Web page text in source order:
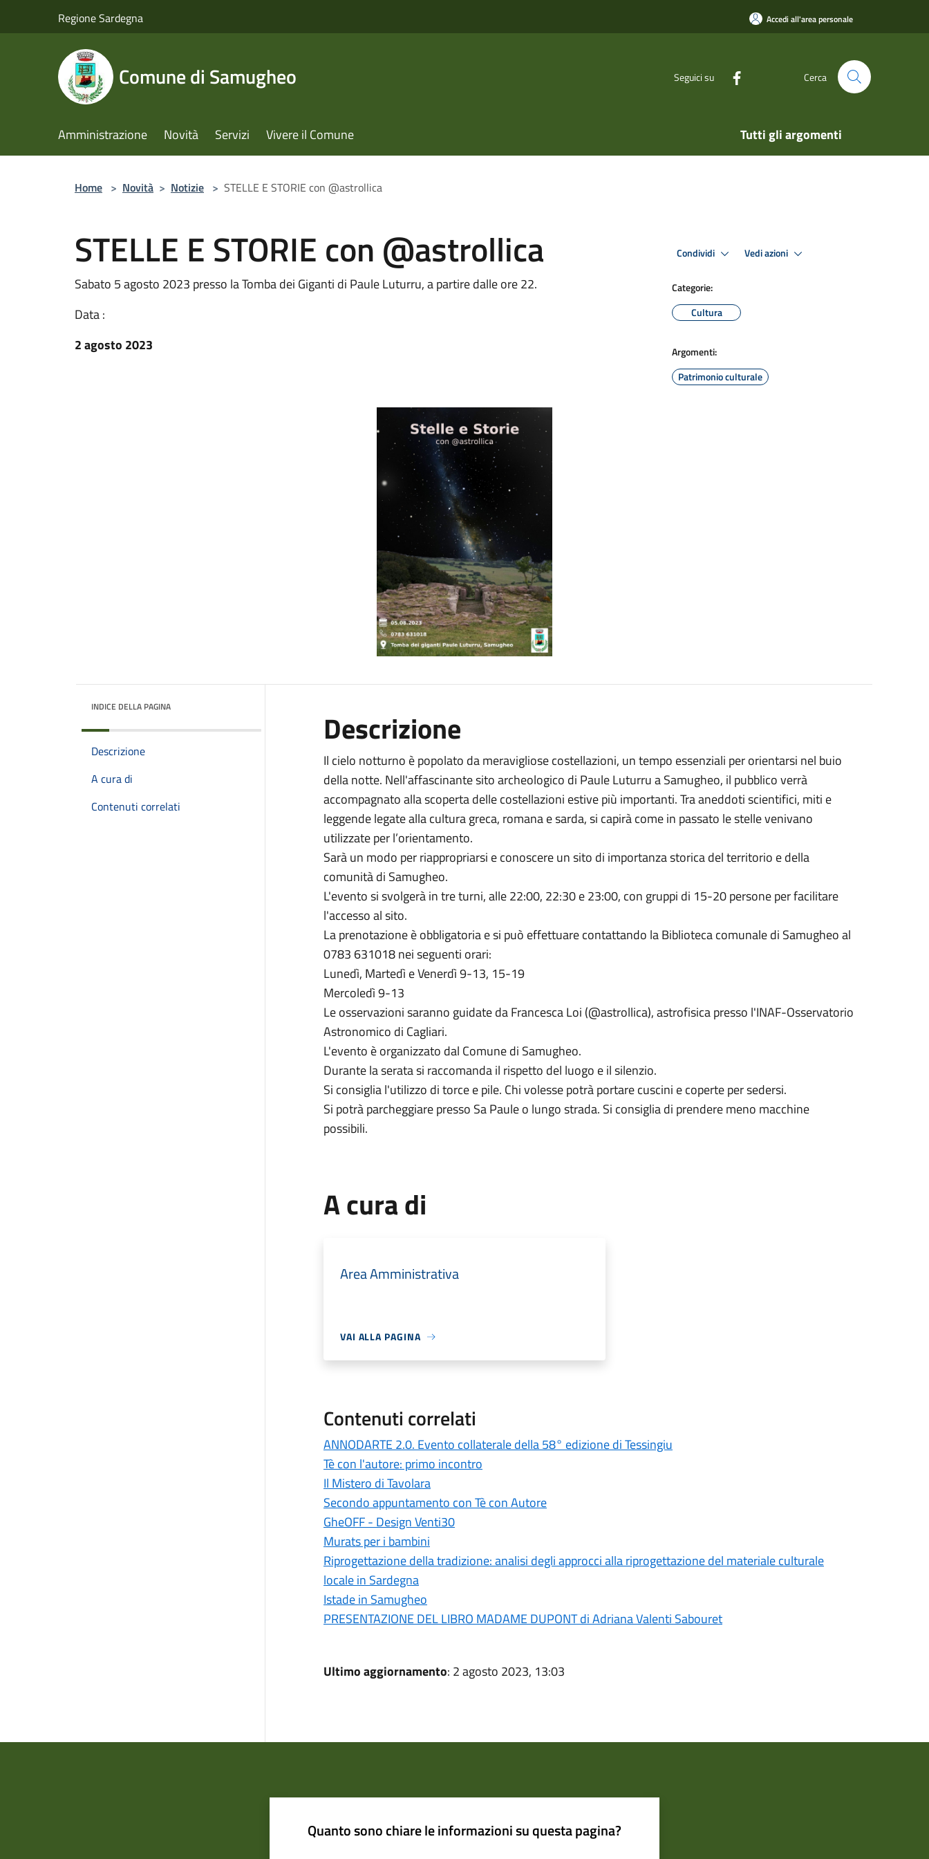
Regione Sardegna Accedi all'area personale
Comune di Samugheo Seguici su Cerca
Amministrazione Novità Servizi Vivere il Comune Tutti gli argomenti
Home > Novità > Notizie > STELLE E STORIE con @astrollica
STELLE E STORIE con @astrollica
Sabato 5 agosto 2023 presso la Tomba dei Giganti di Paule Luturru, a partire dalle ore 22.
Data :
2 agosto 2023
Condividi Vedi azioni
Categorie:
Cultura
Argomenti:
Patrimonio culturale
INDICE DELLA PAGINA
Descrizione
A cura di
Contenuti correlati
Descrizione
Il cielo notturno è popolato da meravigliose costellazioni, un tempo essenziali per orientarsi nel buio
della notte. Nell'affascinante sito archeologico di Paule Luturru a Samugheo, il pubblico verrà
accompagnato alla scoperta delle costellazioni estive più importanti. Tra aneddoti scientifici, miti e
leggende legate alla cultura greca, romana e sarda, si capirà come in passato le stelle venivano
utilizzate per l’orientamento.
Sarà un modo per riappropriarsi e conoscere un sito di importanza storica del territorio e della
comunità di Samugheo.
L'evento si svolgerà in tre turni, alle 22:00, 22:30 e 23:00, con gruppi di 15-20 persone per facilitare
l'accesso al sito.
La prenotazione è obbligatoria e si può effettuare contattando la Biblioteca comunale di Samugheo al
0783 631018 nei seguenti orari:
Lunedì, Martedì e Venerdì 9-13, 15-19
Mercoledì 9-13
Le osservazioni saranno guidate da Francesca Loi (@astrollica), astrofisica presso l'INAF-Osservatorio
Astronomico di Cagliari.
L'evento è organizzato dal Comune di Samugheo.
Durante la serata si raccomanda il rispetto del luogo e il silenzio.
Si consiglia l'utilizzo di torce e pile. Chi volesse potrà portare cuscini e coperte per sedersi.
Si potrà parcheggiare presso Sa Paule o lungo strada. Si consiglia di prendere meno macchine
possibili.
A cura di
Area Amministrativa
VAI ALLA PAGINA
Contenuti correlati
ANNODARTE 2.0. Evento collaterale della 58° edizione di Tessingiu
Tè con l'autore: primo incontro
Il Mistero di Tavolara
Secondo appuntamento con Tè con Autore
GheOFF - Design Venti30
Murats per i bambini
Riprogettazione della tradizione: analisi degli approcci alla riprogettazione del materiale culturale
locale in Sardegna
Istade in Samugheo
PRESENTAZIONE DEL LIBRO MADAME DUPONT di Adriana Valenti Sabouret
Ultimo aggiornamento: 2 agosto 2023, 13:03
Quanto sono chiare le informazioni su questa pagina?